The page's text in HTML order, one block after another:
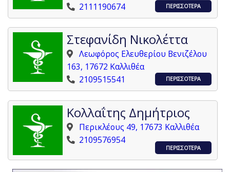
2111190674
ΠΕΡΙΣΣΟΤΕΡΑ
Στεφανίδη Νικολέττα
Λεωφόρος Ελευθερίου Βενιζέλου
163, 17672 Καλλιθέα
2109515541
ΠΕΡΙΣΣΟΤΕΡΑ
Κολλαΐτης Δημήτριος
Περικλέους 49, 17673 Καλλιθέα
2109576954
ΠΕΡΙΣΣΟΤΕΡΑ